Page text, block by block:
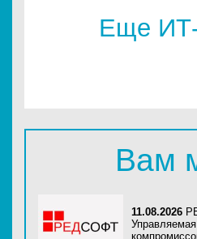
Еще ИТ-
Вам
11.08.2026